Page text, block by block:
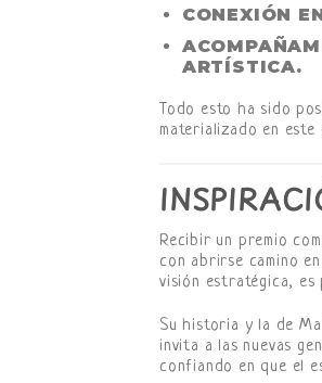
CONEXIÓN
ARTÍSTICA.
Todo esto ha sido
materializado en
Recibir un premio
con abrirse camino
visión estratégica, es
Su historia y la de
invita a las nuevas
confiando en que el